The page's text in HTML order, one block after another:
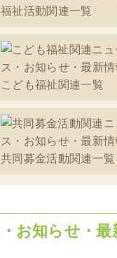
福祉活動関連一覧
こども福祉関連一覧
共同募金活動関連一覧